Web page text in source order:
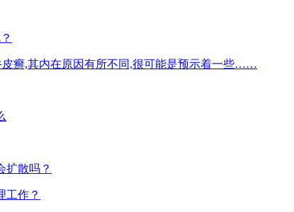
皮癣,其内在原因有所不同,很可能是预示着一些……
扩散吗？
工作？